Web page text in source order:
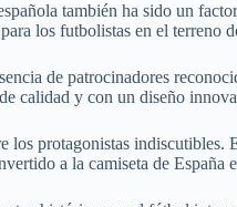
también ha sido un
los futbolistas en el terreno
de patrocinadores
calidad y con un diseño
protagonistas
a la camiseta de